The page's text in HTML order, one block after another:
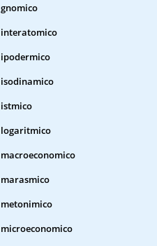
gnomico
interatomico
ipodermico
isodinamico
istmico
logaritmico
macroeconomico
marasmico
metonimico
microeconomico